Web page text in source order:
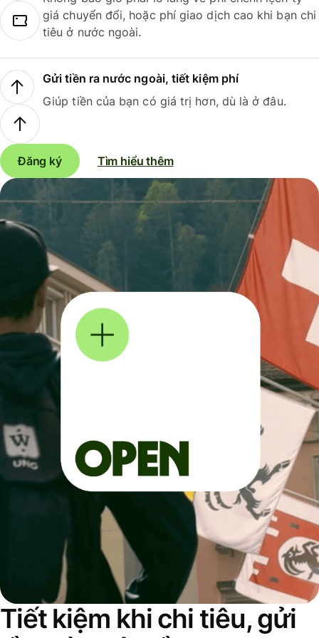
giá chuyển đổi, hoặc phí giao dịch cao khi bạn chi
tiêu ở nước ngoài.
Gửi tiền ra nước ngoài, tiết kiệm phí
Giúp tiền của bạn có giá trị hơn, dù là ở đâu.
Đăng ký Tìm hiểu thêm
Tiết kiệm khi chi tiêu, gửi